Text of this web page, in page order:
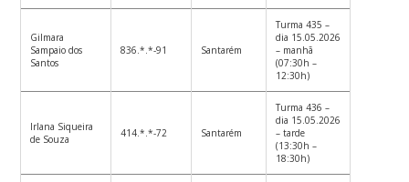
Gilmara
Sampaio dos
Santos
836.*.*-91 Santarém
Turma 435 –
dia 15.05.2026
– manhã
(07:30h –
12:30h)
Irlana Siqueira
de Souza
414.*.*-72 Santarém
Turma 436 –
dia 15.05.2026
– tarde
(13:30h –
18:30h)